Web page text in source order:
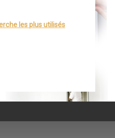
les plus utilisés